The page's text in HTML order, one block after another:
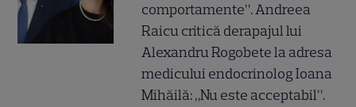
comportamente”. Andreea
Raicu critică derapajul lui
Alexandru Rogobete la adresa
medicului endocrinolog Ioana
Mihăilă: „Nu este acceptabil”.